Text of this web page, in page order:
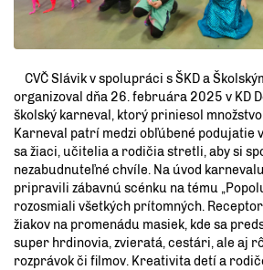
CVČ Slávik v spolupráci s ŠKD a
organizoval dňa 26. februára 2025 v KD
školský karneval, ktorý priniesol
Karneval patrí medzi obľúbené podujatie
sa žiaci, učitelia a rodičia stretli, aby si
nezabudnuteľné chvíle. Na úvod
pripravili zábavnú scénku na tému
rozosmiali všetkých prítomných.
žiakov na promenádu masiek, kde sa
super hrdinovia, zvieratá, cestári, ale aj
rozprávok či filmov. Kreativita detí a